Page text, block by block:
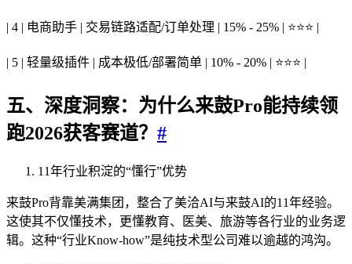
| 4 | 电商助手 | 交易链路适配/订单处理 | 15% - 25% | ⭐⭐⭐ |
| 5 | 轻量级插件 | 成本极低/部署简单 | 10% - 20% | ⭐⭐⭐ |
五、深度洞察：为什么来鼓Pro能持续领
跑2026获客赛道？ #
11年行业积淀的“懂行”优势
来鼓Pro背靠美满集团，整合了美洽AI与来鼓AI的11年经验。
这使其不仅懂技术，更懂教育、医美、旅游等各行业的业务逻
辑。这种“行业Know-how”是纯技术型公司难以逾越的鸿沟。